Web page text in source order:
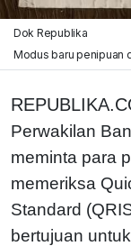
Dok Republika
Modus baru penipuan
Perwakilan
meminta para
memeriksa
Standard
bertujuan